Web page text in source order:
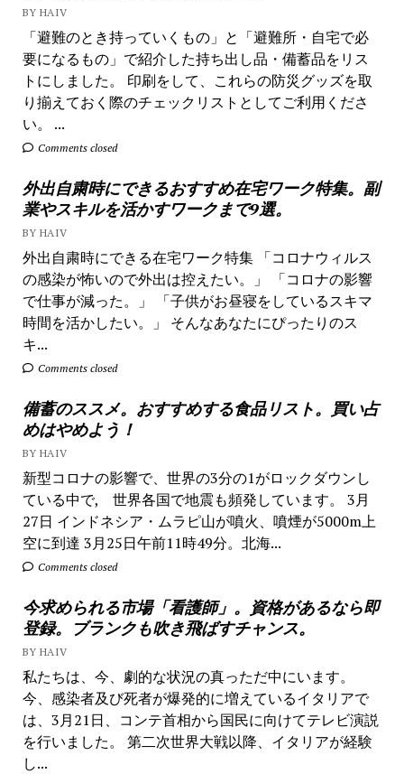
BY HAIV
「避難のとき持っていくもの」と「避難所・自宅で必
要になるもの」で紹介した持ち出し品・備蓄品をリス
トにしました。 印刷をして、これらの防災グッズを取
り揃えておく際のチェックリストとしてご利用くださ
い。 ...
Comments closed
外出自粛時にできるおすすめ在宅ワーク特集。副
業やスキルを活かすワークまで9選。
BY HAIV
外出自粛時にできる在宅ワーク特集 「コロナウィルス
の感染が怖いので外出は控えたい。」 「コロナの影響
で仕事が減った。」 「子供がお昼寝をしているスキマ
時間を活かしたい。」 そんなあなたにぴったりのス
キ...
Comments closed
備蓄のススメ。おすすめする食品リスト。買い占
めはやめよう！
BY HAIV
新型コロナの影響で、世界の3分の1がロックダウンし
ている中で, 世界各国で地震も頻発しています。 3月
27日 インドネシア・ムラピ山が噴火、噴煙が5000m上
空に到達 3月25日午前11時49分。北海...
Comments closed
今求められる市場「看護師」。資格があるなら即
登録。ブランクも吹き飛ばすチャンス。
BY HAIV
私たちは、今、劇的な状況の真っただ中にいます。
今、感染者及び死者が爆発的に増えているイタリアで
は、3月21日、コンテ首相から国民に向けてテレビ演説
を行いました。 第二次世界大戦以降、イタリアが経験
し...